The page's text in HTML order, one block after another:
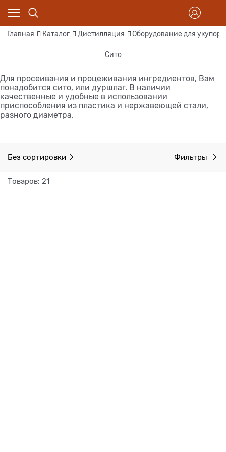
Главная Каталог Дистилляция Оборудование для
Сито
Для просеивания и процеживания ингредиентов, Вам
понадобится сито, или дуршлаг. В наличии
качественные и удобные в использовании
приспособления из пластика и нержавеющей стали,
разного диаметра.
Без сортировки Фильтры
Товаров: 21